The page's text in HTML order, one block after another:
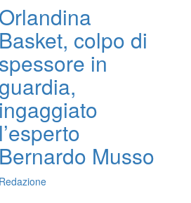
Orlandina
Basket, colpo di
spessore in
guardia,
ingaggiato
l’esperto
Bernardo Musso
Redazione